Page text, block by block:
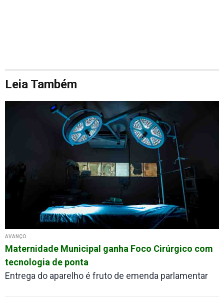
Leia Também
AVANÇO
Maternidade Municipal ganha Foco Cirúrgico com
tecnologia de ponta
Entrega do aparelho é fruto de emenda parlamentar